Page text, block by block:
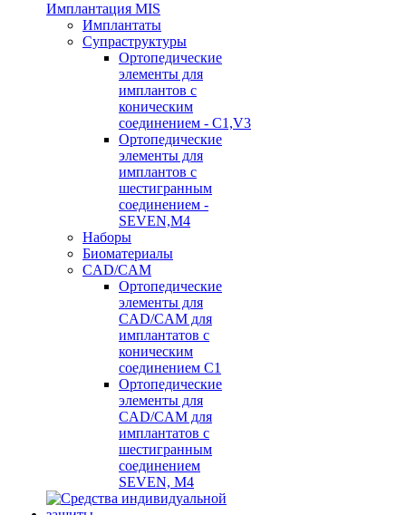
Имплантация MIS
Имплантаты
Супраструктуры
Ортопедические
элементы для
имплантов с
коническим
соединением - C1,V3
Ортопедические
элементы для
имплантов с
шестигранным
соединением -
SEVEN,M4
Наборы
Биоматериалы
CAD/CAM
Ортопедические
элементы для
CAD/CAM для
имплантатов с
коническим
соединением С1
Ортопедические
элементы для
CAD/CAM для
имплантатов с
шестигранным
соединением
SEVEN, М4